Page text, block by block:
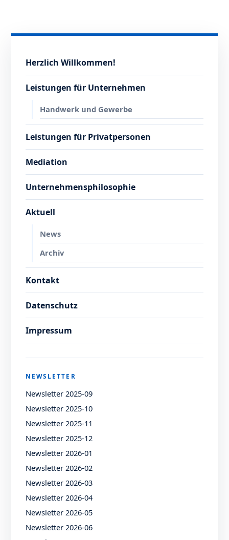
Herzlich Willkommen!
Leistungen für Unternehmen
Handwerk und Gewerbe
Leistungen für Privatpersonen
Mediation
Unternehmensphilosophie
Aktuell
News
Archiv
Kontakt
Datenschutz
Impressum
NEWSLETTER
Newsletter 2025-09
Newsletter 2025-10
Newsletter 2025-11
Newsletter 2025-12
Newsletter 2026-01
Newsletter 2026-02
Newsletter 2026-03
Newsletter 2026-04
Newsletter 2026-05
Newsletter 2026-06